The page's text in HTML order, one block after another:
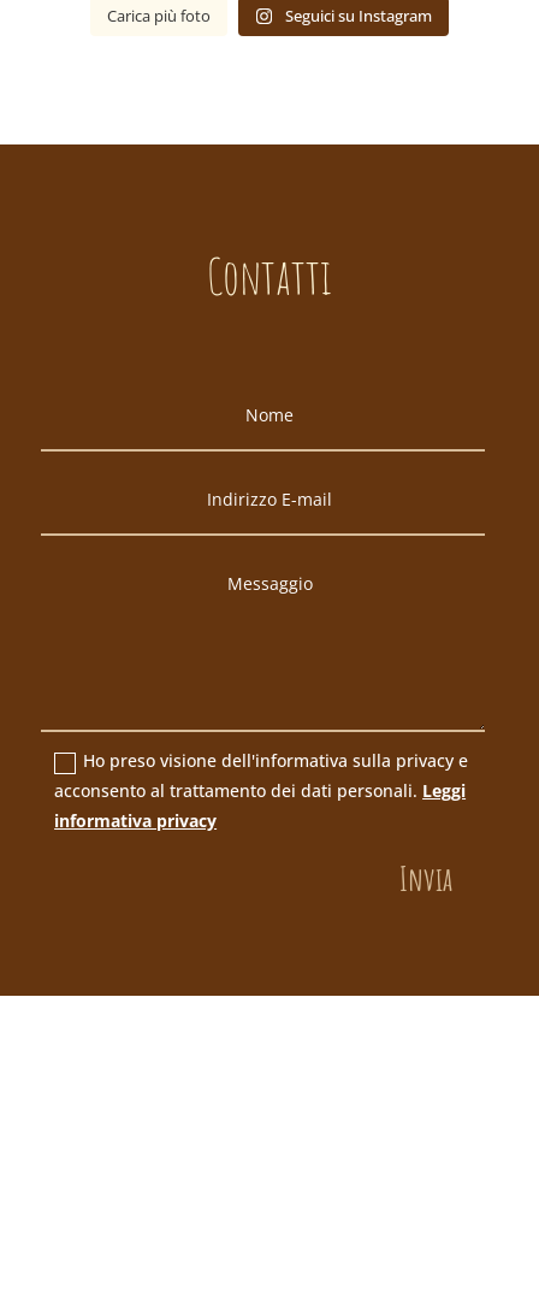
Carica più foto Seguici su Instagram
Contatti
Ho preso visione dell'informativa sulla privacy e
acconsento al trattamento dei dati personali. Leggi
informativa privacy
Invia